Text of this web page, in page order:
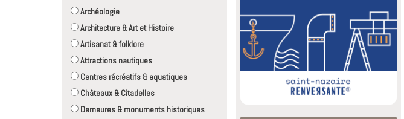
Archéologie
Architecture & Art et Histoire
Artisanat & folklore
Attractions nautiques
Centres récréatifs & aquatiques
Châteaux & Citadelles
Demeures & monuments historiques